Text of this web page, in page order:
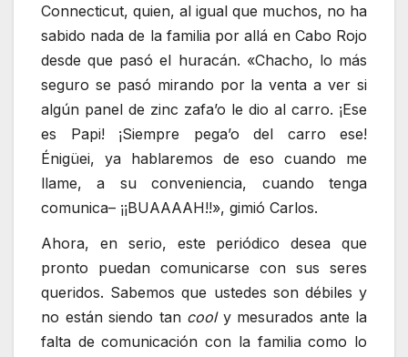
Connecticut, quien, al igual que muchos, no ha
sabido nada de la familia por allá en Cabo Rojo
desde que pasó el huracán. «Chacho, lo más
seguro se pasó mirando por la venta a ver si
algún panel de zinc zafa’o le dio al carro. ¡Ese
es Papi! ¡Siempre pega’o del carro ese!
Énigüei, ya hablaremos de eso cuando me
llame, a su conveniencia, cuando tenga
comunica– ¡¡BUAAAAH!!», gimió Carlos.
Ahora, en serio, este periódico desea que
pronto puedan comunicarse con sus seres
queridos. Sabemos que ustedes son débiles y
no están siendo tan cooly mesurados ante la
falta de comunicación con la familia como lo